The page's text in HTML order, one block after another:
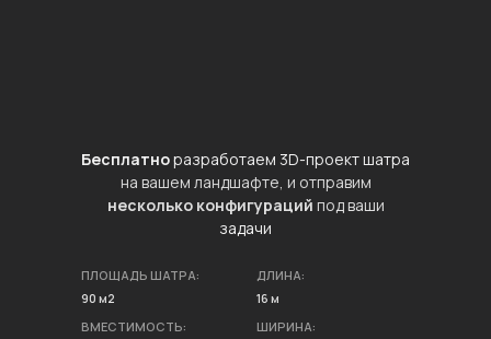
Бесплатноразработаем 3D-проект шатра
на вашем ландшафте, и отправим
несколько конфигураций под ваши
задачи
ПЛОЩАДЬ ШАТРА:
90 м2
ДЛИНА:
16 м
ВМЕСТИМОСТЬ:
ШИРИНА: